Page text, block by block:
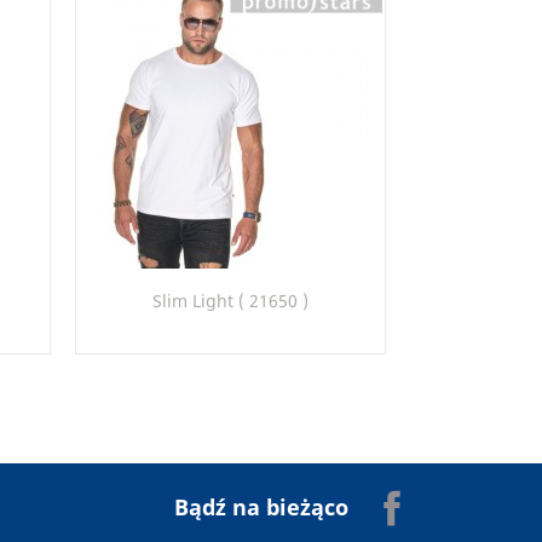
Slim Light ( 21650 )
 Szybki podgląd
Bądź na bieżąco